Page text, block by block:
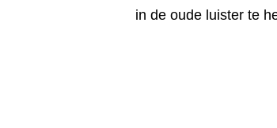
in de oude luister te